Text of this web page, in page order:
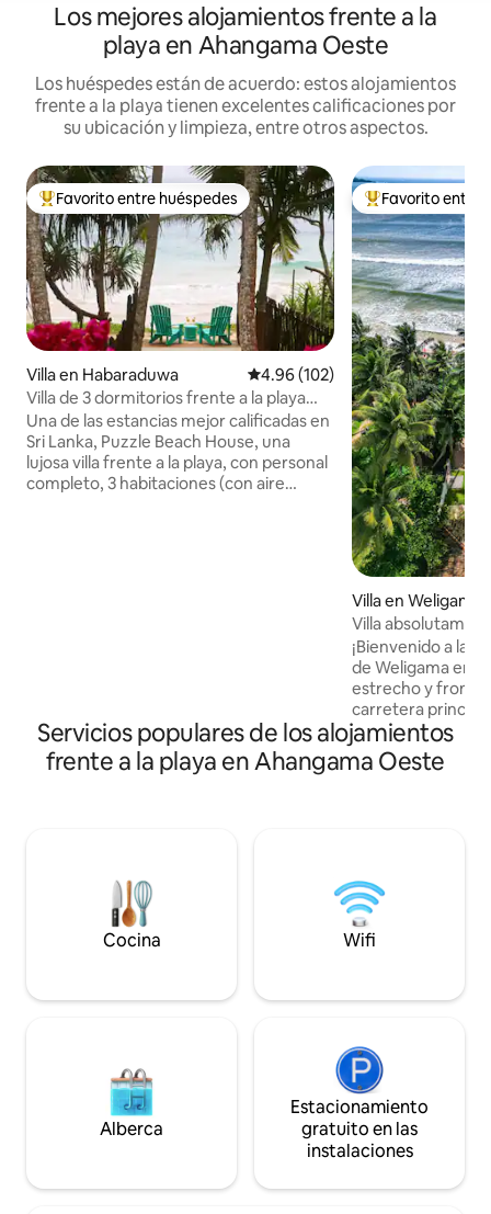
Los mejores alojamientos frente a la
playa en Ahangama Oeste
Los huéspedes están de acuerdo: estos alojamientos
frente a la playa tienen excelentes calificaciones por
su ubicación y limpieza, entre otros aspectos.
De los mejores en Favorito entre huéspedes
Favorito entre huéspedes
Villa en Habaraduwa Calificación promedio: 4.96 de
4.96 (102)
Villa de 3 dormitorios frente a la playa
con chef y personal
Una de las estancias mejor calificadas en
Sri Lanka, Puzzle Beach House, una
lujosa villa frente a la playa, con personal
completo, 3 habitaciones (con aire
servicio excepcional.
De los mejores
Favorito entre
Villa en Weligama
Villa
piscina.
¡Bienvenido a la
de Weligama en
estrecho y
carretera
nuestra nueva y
vistas a la arena y
horizonte
capacidad para
gratuito, por
solo cinco
Mirissa está a
Servicios populares de los alojamientos
frente a la playa en Ahangama Oeste
Cocina Wifi
Alberca
Estacionamiento
gratuito en las
instalaciones